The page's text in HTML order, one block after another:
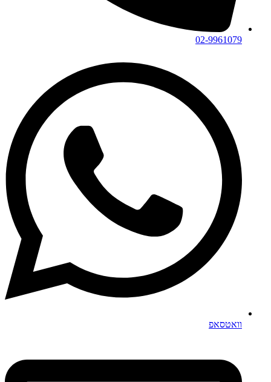
02-9961079
וואטסאפ